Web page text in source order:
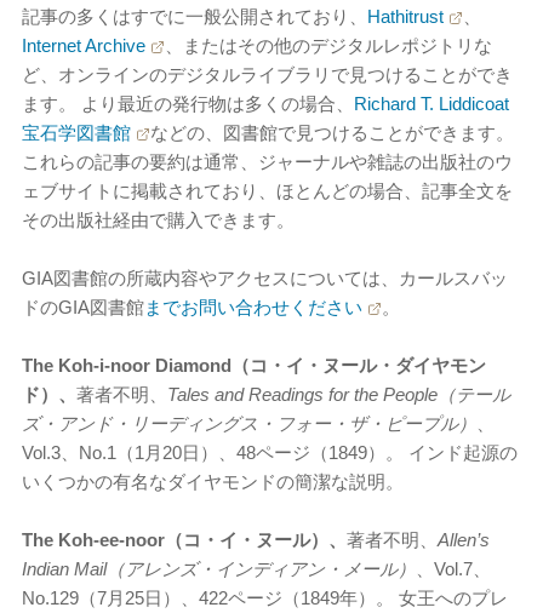
記事の多くはすでに一般公開されており、 Hathitrust
Internet Archive
、またはその他のデジタルレポジトリな
ど、オンラインのデジタルライブラリで見つけることができ
ます。 より最近の発行物は多くの場合、 Richard T. Liddicoat
宝石学図書館
などの、図書館で見つけることができます。
これらの記事の要約は通常、ジャーナルや雑誌の出版社のウ
ェブサイトに掲載されており、ほとんどの場合、記事全文を
その出版社経由で購入できます。
GIA図書館の所蔵内容やアクセスについては、カールスバッ
ドのGIA図書館までお問い合わせください 。
The Koh-i-noor Diamond（コ・イ・ヌール・ダイヤモン
ド）、 著者不明、 Tales and Readings for the People（テール
ズ・アンド・リーディングス・フォー・ザ・ピープル）
Vol.3、No.1（1月20日）、48ページ（1849）。 インド起源の
いくつかの有名なダイヤモンドの簡潔な説明。
The Koh-ee-noor（コ・イ・ヌール）、 著者不明、 Allen’s
Indian Mail（アレンズ・インディアン・メール）
、Vol.7、
No.129（7月25日）、422ページ（1849年）。 女王へのプレ